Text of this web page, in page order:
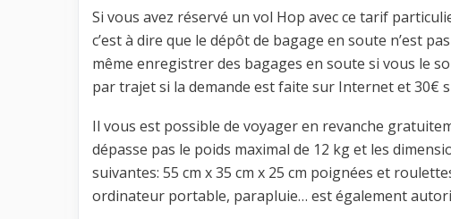
Si vous avez réservé un vol Hop avec ce tarif
c’est à dire que le dépôt de bagage en soute n’est
même enregistrer des bagages en soute si vous le
par trajet si la demande est faite sur Internet et 30€
Il vous est possible de voyager en revanche
dépasse pas le poids maximal de 12 kg et les
suivantes: 55 cm x 35 cm x 25 cm poignées et
ordinateur portable, parapluie… est également